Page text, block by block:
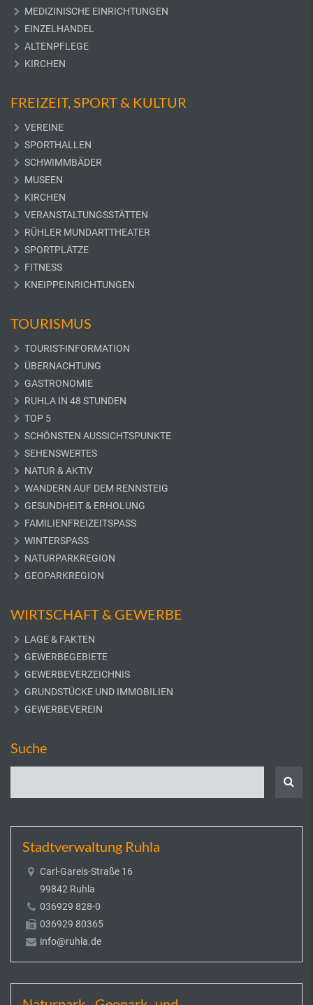
MEDIZINISCHE EINRICHTUNGEN
EINZELHANDEL
ALTENPFLEGE
KIRCHEN
FREIZEIT, SPORT & KULTUR
VEREINE
SPORTHALLEN
SCHWIMMBÄDER
MUSEEN
KIRCHEN
VERANSTALTUNGSSTÄTTEN
RÜHLER MUNDARTTHEATER
SPORTPLÄTZE
FITNESS
KNEIPPEINRICHTUNGEN
TOURISMUS
TOURIST-INFORMATION
ÜBERNACHTUNG
GASTRONOMIE
RUHLA IN 48 STUNDEN
TOP 5
SCHÖNSTEN AUSSICHTSPUNKTE
SEHENSWERTES
NATUR & AKTIV
WANDERN AUF DEM RENNSTEIG
GESUNDHEIT & ERHOLUNG
FAMILIENFREIZEITSPASS
WINTERSPASS
NATURPARKREGION
GEOPARKREGION
WIRTSCHAFT & GEWERBE
LAGE & FAKTEN
GEWERBEGEBIETE
GEWERBEVERZEICHNIS
GRUNDSTÜCKE UND IMMOBILIEN
GEWERBEVEREIN
Suche
Stadtverwaltung Ruhla
Carl-Gareis-Straße 16
99842 Ruhla
036929 828-0
036929 80365
info@ruhla.de